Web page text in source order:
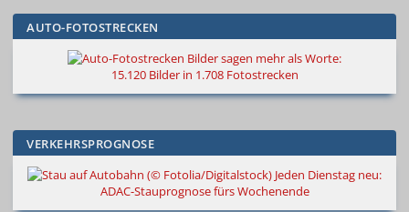
AUTO-FOTOSTRECKEN
Bilder sagen mehr als Worte:
15.120 Bilder in 1.708 Fotostrecken
VERKEHRSPROGNOSE
Jeden Dienstag neu:
ADAC-Stauprognose fürs Wochenende